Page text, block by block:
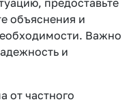
объяснения и
Важно
и
от частного